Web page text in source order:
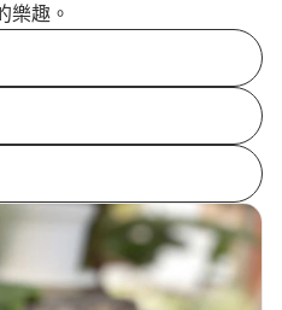
樂趣。